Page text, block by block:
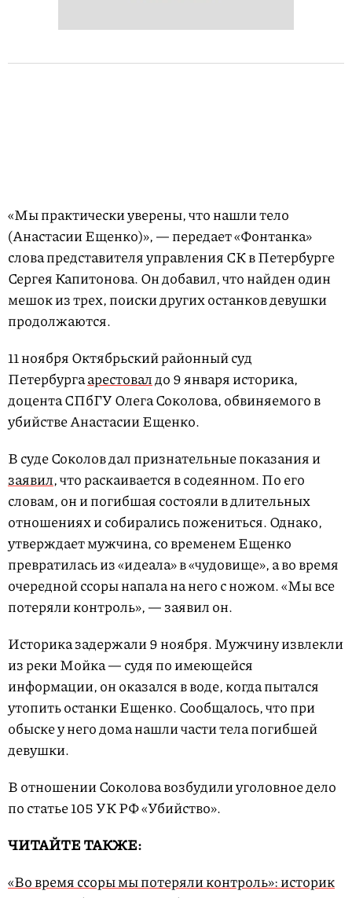
«Мы практически уверены, что нашли тело
(Анастасии Ещенко)», — передает «Фонтанка»
слова представителя управления СК в Петербурге
Сергея Капитонова. Он добавил, что найден один
мешок из трех, поиски других останков девушки
продолжаются.
11 ноября Октябрьский районный суд
Петербургаарестовалдо 9 января историка,
доцента СПбГУ Олега Соколова, обвиняемого в
убийстве Анастасии Ещенко.
В суде Соколов дал признательные показания и
заявил, что раскаивается в содеянном. По его
словам, он и погибшая состояли в длительных
отношениях и собирались пожениться. Однако,
утверждает мужчина, со временем Ещенко
превратилась из «идеала» в «чудовище», а во время
очередной ссоры напала на него с ножом. «Мы все
потеряли контроль», — заявил он.
Историка задержали 9 ноября. Мужчину извлекли
из реки Мойка — судя по имеющейся
информации, он оказался в воде, когда пытался
утопить останки Ещенко. Сообщалось, что при
обыске у него дома нашли части тела погибшей
девушки.
В отношении Соколова возбудили уголовное дело
по статье 105 УК РФ «Убийство».
ЧИТАЙТЕ ТАКЖЕ:
«Во время ссоры мы потеряли контроль»: историк